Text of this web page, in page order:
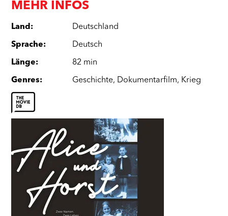
MEHR INFOS
Land: Deutschland
Sprache: Deutsch
Länge: 82 min
Genres: Geschichte, Dokumentarfilm, Krieg